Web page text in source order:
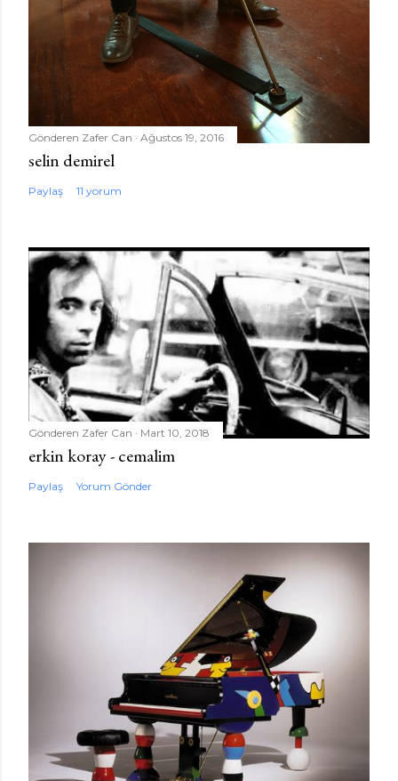
Gönderen Zafer Can Ağustos 19, 2016
selin demirel
Paylaş 11 yorum
Gönderen Zafer Can Mart 10, 2018
erkin koray - cemalim
Paylaş Yorum Gönder